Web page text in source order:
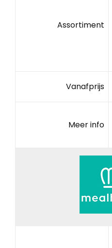
Assortiment
Vanafprijs
Meer info